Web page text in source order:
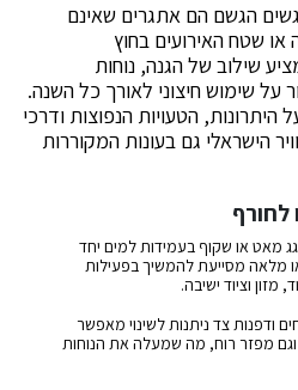
הגשם הם אתגרים שאינם
שטח האירועים בחוץ
שילוב של הגנה, נוחות
שימוש חיצוני לאורך כל השנה.
הטעויות הנפוצות ודרכי
הישראלי גם בעונות המקוררות
לחורף
מאט או שקוף בעמידות למים יחד
מלאה מסייעת להמשיך בפעילות
מזון וציוד ישיבה.
ודפנות צד ניתנות לשינוי מאפשר
וגם מפזר רוח, מה שמעלה את הנוחות